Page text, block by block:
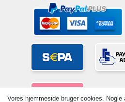
Vores hjemmeside bruger cookies.